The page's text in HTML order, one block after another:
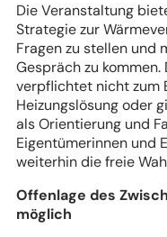
Die Veranstaltung
Strategie zur
Fragen zu stellen und
Gespräch zu
verpflichtet nicht zum
Heizungslösung oder
als Orientierung und
Eigentümerinnen und
weiterhin die freie
Offenlage des
möglich